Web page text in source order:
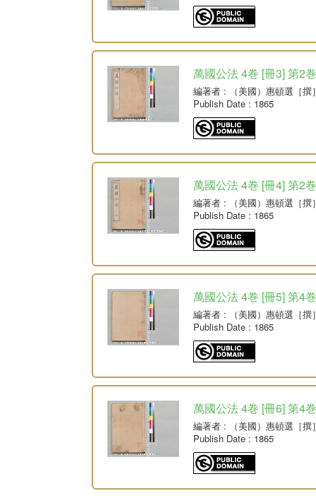
萬國公法 4巻 [冊3] 第2
編著者 : （美國）惠頓選［撰
Publish Date : 1865
萬國公法 4巻 [冊4] 第2
編著者 : （美國）惠頓選［撰
Publish Date : 1865
萬國公法 4巻 [冊5] 第4
編著者 : （美國）惠頓選［撰
Publish Date : 1865
萬國公法 4巻 [冊6] 第4
編著者 : （美國）惠頓選［撰
Publish Date : 1865